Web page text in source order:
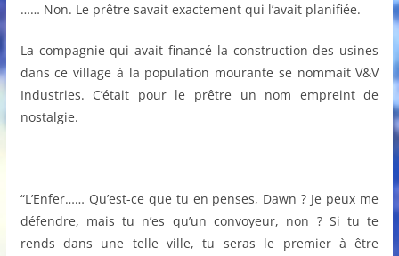
…… Non. Le prêtre savait exactement qui l’avait planifiée.
La compagnie qui avait financé la construction des usines
dans ce village à la population mourante se nommait V&V
Industries. C’était pour le prêtre un nom empreint de
nostalgie.
“L’Enfer…… Qu’est-ce que tu en penses, Dawn ? Je peux me
défendre, mais tu n’es qu’un convoyeur, non ? Si tu te
rends dans une telle ville, tu seras le premier à être